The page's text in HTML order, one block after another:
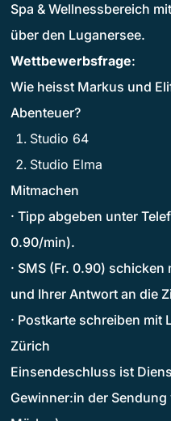
Spa & Wellnessbereich
über den Luganersee.
Wettbewerbsfrage:
Wie heisst Markus und
Abenteuer?
Studio 64
Studio Elma
Mitmachen
· Tipp abgeben unter
0.90/min).
· SMS (Fr. 0.90)
und Ihrer Antwort an die
· Postkarte schreiben
Zürich
Einsendeschluss ist
Gewinner:in der